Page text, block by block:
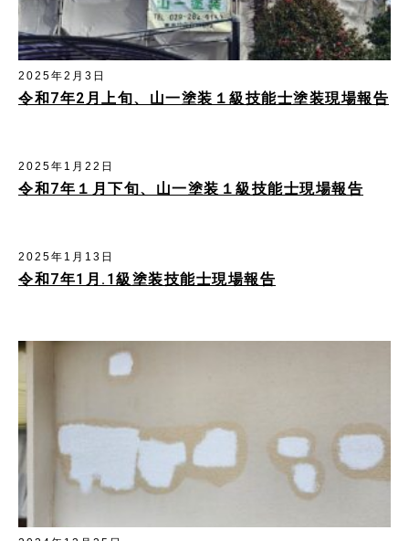
令和7年2月上旬、山一塗装１級技能士塗装現場報告
2025年2月3日
令和7年１月下旬、山一塗装１級技能士現場報告
2025年1月22日
令和7年1月.1級塗装技能士現場報告
2025年1月13日